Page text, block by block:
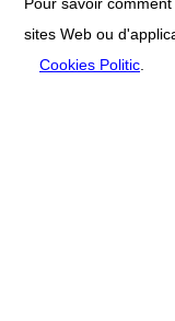
Pour savoir
sites Web ou
Cookies Politic.